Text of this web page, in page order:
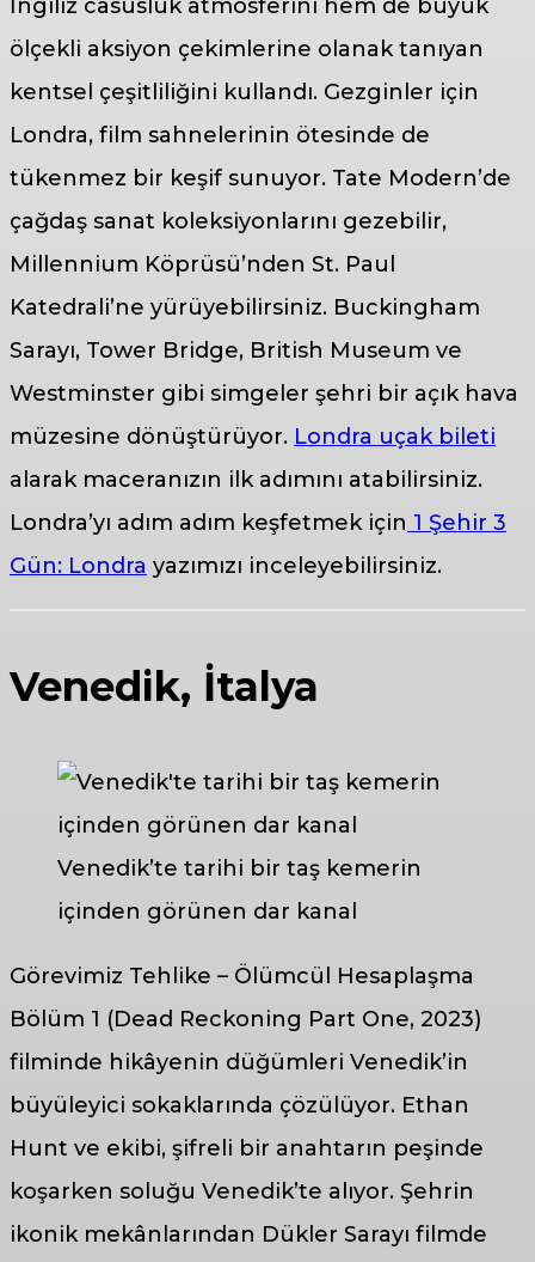
İngiliz casusluk atmosferini hem de büyük
ölçekli aksiyon çekimlerine olanak tanıyan
kentsel çeşitliliğini kullandı. Gezginler için
Londra, film sahnelerinin ötesinde de
tükenmez bir keşif sunuyor. Tate Modern’de
çağdaş sanat koleksiyonlarını gezebilir,
Millennium Köprüsü’nden St. Paul
Katedrali’ne yürüyebilirsiniz. Buckingham
Sarayı, Tower Bridge, British Museum ve
Westminster gibi simgeler şehri bir açık hava
müzesine dönüştürüyor. Londra uçak bileti
alarak maceranızın ilk adımını atabilirsiniz.
Londra’yı adım adım keşfetmek için 1 Şehir 3
Gün: Londra yazımızı inceleyebilirsiniz.
Venedik, İtalya
Venedik’te tarihi bir taş kemerin
içinden görünen dar kanal
Görevimiz Tehlike – Ölümcül Hesaplaşma
Bölüm 1 (Dead Reckoning Part One, 2023)
filminde hikâyenin düğümleri Venedik’in
büyüleyici sokaklarında çözülüyor. Ethan
Hunt ve ekibi, şifreli bir anahtarın peşinde
koşarken soluğu Venedik’te alıyor. Şehrin
ikonik mekânlarından Dükler Sarayı filmde